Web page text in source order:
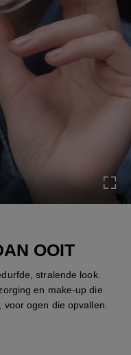
video pauzeren
OOIT
stralende look.
en make-up die
ogen die opvallen.